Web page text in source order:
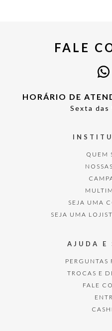
FALE
HORÁRIO DE
Sexta das
QUEM
SEJA UMA
SEJA UMA
AJUDA E
PERGUNTAS
TROCAS E
FALE